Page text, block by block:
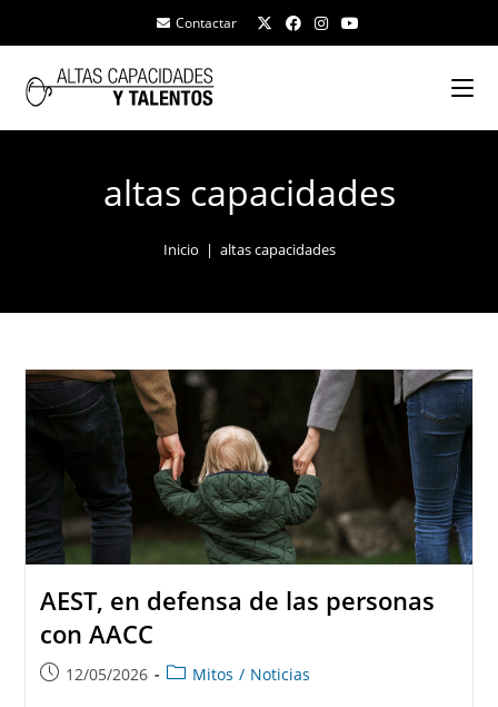
Contactar
altas capacidades
Inicio | altas capacidades
AEST, en defensa de las personas
con AACC
12/05/2026 Mitos / Noticias